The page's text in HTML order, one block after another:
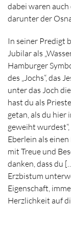
dabei waren
darunter der
In seiner Predigt
Jubilar als
Hamburger
des „Jochs“, das
unter das Joch
hast du als
getan, als du hier
geweiht
Eberlein als
mit Treue und
danken, dass du
Erzbistum
Eigenschaft,
Herzlichkeit auf